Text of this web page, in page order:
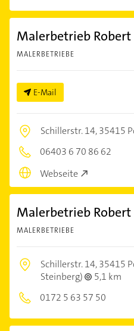
Malerbetrieb
MALERBETRIEBE
E-Mail
Schillerstr. 14,35415
06403 6 70 86 62
Webseite
Malerbetrieb
MALERBETRIEBE
Schillerstr. 14,35415
Steinberg)
5,1 km
0172 5 63 57 50